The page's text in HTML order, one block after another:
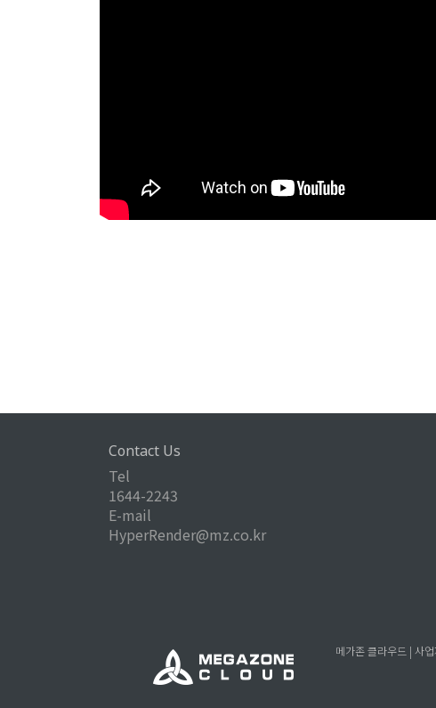
Contact Us
Tel
1644-2243
E-mail
HyperRender@mz.co.kr
메가존 클라우드 | 사